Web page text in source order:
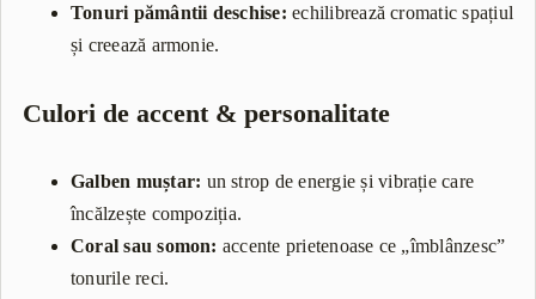
Tonuri pământii deschise: echilibrează cromatic spațiul
și creează armonie.
Culori de accent & personalitate
Galben muștar: un strop de energie și vibrație care
încălzește compoziția.
Coral sau somon: accente prietenoase ce „îmblânzesc”
tonurile reci.